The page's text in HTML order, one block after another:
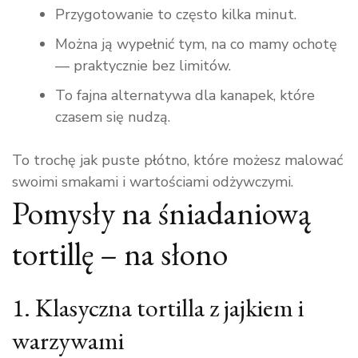
Przygotowanie to często kilka minut.
Można ją wypełnić tym, na co mamy ochotę
— praktycznie bez limitów.
To fajna alternatywa dla kanapek, które
czasem się nudzą.
To trochę jak puste płótno, które możesz malować
swoimi smakami i wartościami odżywczymi.
Pomysły na śniadaniową
tortillę – na słono
1. Klasyczna tortilla z jajkiem i
warzywami